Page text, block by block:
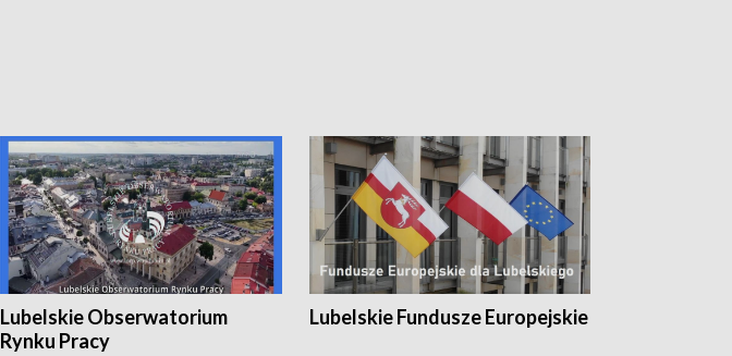
Lubelskie Obserwatorium
Rynku Pracy
Lubelskie Fundusze Europejskie